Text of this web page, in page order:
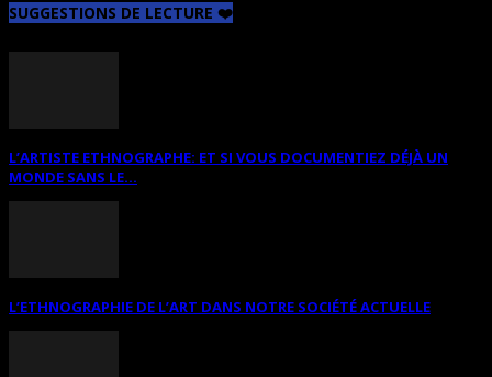
SUGGESTIONS DE LECTURE ❤️
L’ARTISTE ETHNOGRAPHE: ET SI VOUS DOCUMENTIEZ DÉJÀ UN
MONDE SANS LE...
L’ETHNOGRAPHIE DE L’ART DANS NOTRE SOCIÉTÉ ACTUELLE